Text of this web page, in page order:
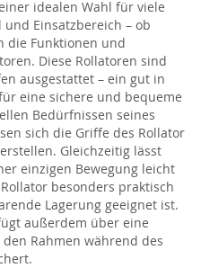
idealen Wahl für viele
Einsatzbereich – ob
die Funktionen und
Diese Rollatoren sind
ausgestattet – ein gut in
eine sichere und bequeme
Bedürfnissen seines
sich die Griffe des Rollator
Gleichzeitig lässt
einzigen Bewegung leicht
besonders praktisch
Lagerung geeignet ist.
außerdem über eine
Rahmen während des